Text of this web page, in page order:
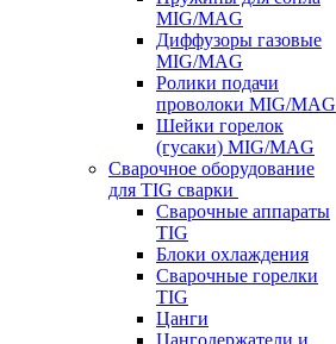
MIG/MAG
Диффузоры газовые
MIG/MAG
Ролики подачи
проволоки MIG/MAG
Шейки горелок
(гусаки) MIG/MAG
Сварочное оборудование
для TIG сварки
Сварочные аппараты
TIG
Блоки охлаждения
Сварочные горелки
TIG
Цанги
Цангодержатели и